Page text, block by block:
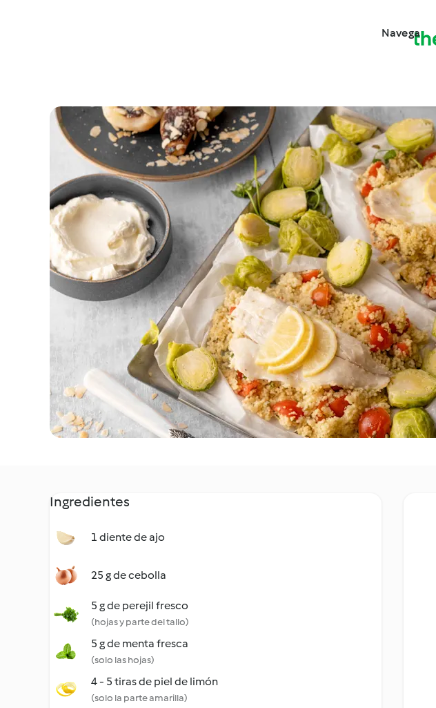
Navega
Ingredientes
1 diente de ajo
25 g de cebolla
5 g de perejil fresco
(hojas y parte del tallo)
5 g de menta fresca
(solo las hojas)
4 - 5 tiras de piel de limón
(solo la parte amarilla)